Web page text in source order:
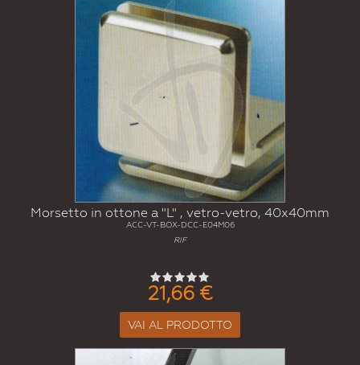
Morsetto in ottone a "L" , vetro-vetro, 40x40mm
ACC-VT-BOX-DCC-E04M06
RIF
21,66 €
VAI AL PRODOTTO